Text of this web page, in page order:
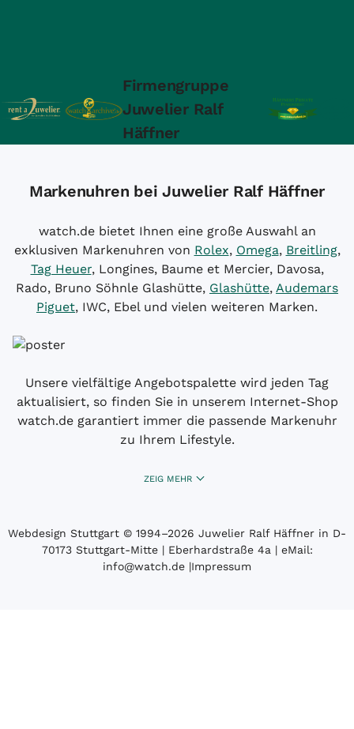
Firmengruppe
Juwelier Ralf
Häffner
Markenuhren bei Juwelier Ralf Häffner
watch.de bietet Ihnen eine große Auswahl an
exklusiven Markenuhren von Rolex, Omega, Breitling,
Tag Heuer, Longines, Baume et Mercier, Davosa,
Rado, Bruno Söhnle Glashütte, Glashütte, Audemars
Piguet, IWC, Ebel und vielen weiteren Marken.
Unsere vielfältige Angebotspalette wird jeden Tag
aktualisiert, so finden Sie in unserem Internet-Shop
watch.de garantiert immer die passende Markenuhr
zu Ihrem Lifestyle.
ZEIG MEHR
Webdesign Stuttgart © 1994­–2026 Juwelier Ralf Häffner in D-
70173 Stuttgart-Mitte | Eberhardstraße 4a | eMail:
info@watch.de |Impressum